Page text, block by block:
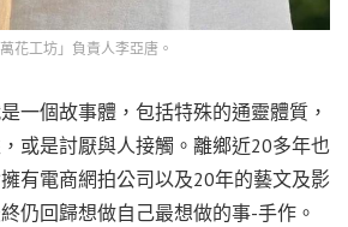
萬花工坊」負責人李亞唐。
一個故事體，包括特殊的通靈體質，
或是討厭與人接觸。離鄉近20多年也
有電商網拍公司以及20年的藝文及影
仍回歸想做自己最想做的事-手作。